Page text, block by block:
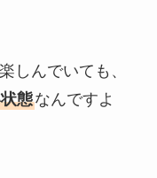
しんでいても、
態なんですよ